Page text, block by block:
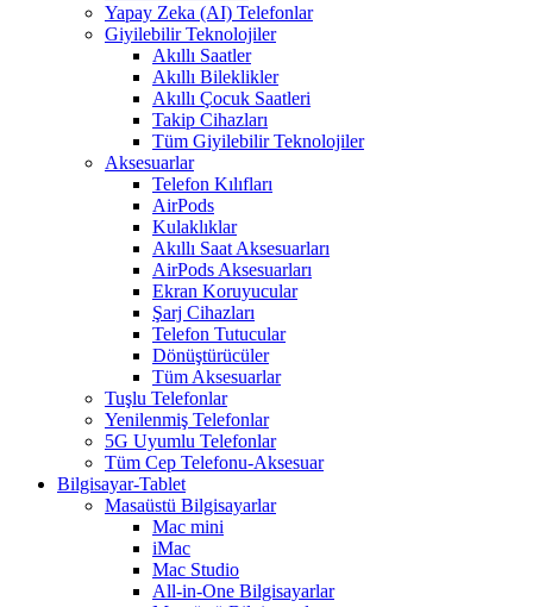
Yapay Zeka (AI) Telefonlar
Giyilebilir Teknolojiler
Akıllı Saatler
Akıllı Bileklikler
Akıllı Çocuk Saatleri
Takip Cihazları
Tüm Giyilebilir Teknolojiler
Aksesuarlar
Telefon Kılıfları
AirPods
Kulaklıklar
Akıllı Saat Aksesuarları
AirPods Aksesuarları
Ekran Koruyucular
Şarj Cihazları
Telefon Tutucular
Dönüştürücüler
Tüm Aksesuarlar
Tuşlu Telefonlar
Yenilenmiş Telefonlar
5G Uyumlu Telefonlar
Tüm Cep Telefonu-Aksesuar
Bilgisayar-Tablet
Masaüstü Bilgisayarlar
Mac mini
iMac
Mac Studio
All-in-One Bilgisayarlar